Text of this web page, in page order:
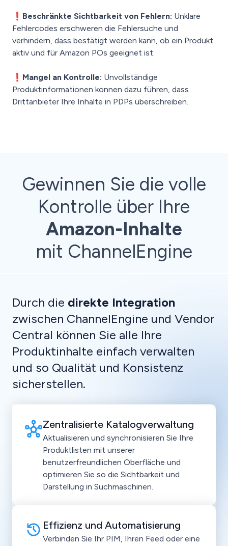
❗Beschränkte Sichtbarkeit von Fehlern: Unklare
Fehlercodes erschweren die Fehlersuche und
verhindern, dass bestätigt werden kann, ob ein Produkt
aktiv und für Amazon POs geeignet ist.
❗Mangel an Kontrolle: Unvollständige
Produktinformationen können dazu führen, dass
Drittanbieter Ihre Inhalte in PDPs überschreiben.
Gewinnen Sie die volle
Kontrolle über Ihre
Amazon-Inhalte
mit ChannelEngine
Durch die direkte Integration
zwischen ChannelEngine und Vendor
Central können Sie alle Ihre
Produktinhalte einfach verwalten
und so Qualität und Konsistenz
sicherstellen.
Zentralisierte Katalogverwaltung
Aktualisieren und synchronisieren Sie Ihre
Produktlisten mit unserer
benutzerfreundlichen Oberfläche und
optimieren Sie so die Sichtbarkeit und
Darstellung in Suchmaschinen.
Effizienz und Automatisierung
Verbinden Sie Ihr PIM, Ihren Feed oder eine